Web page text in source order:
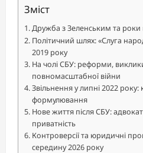
Зміст
Дружба з Зеленським та роки
Політичний шлях: «Слуга
2019 року
На чолі СБУ: реформи,
повномасштабної війни
Звільнення у липні 2022 року:
формулювання
Нове життя після СБУ:
приватність
Контроверсії та юридичні
середину 2026 року